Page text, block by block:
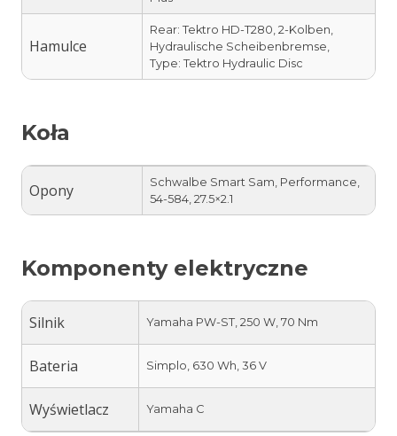
Hamulce
Rear: Tektro HD-T280, 2-Kolben,
Hydraulische Scheibenbremse,
Type: Tektro Hydraulic Disc
Koła
Opony
Schwalbe Smart Sam, Performance,
54-584, 27.5×2.1
Komponenty elektryczne
Silnik Yamaha PW-ST, 250 W, 70 Nm
Bateria Simplo, 630 Wh, 36 V
Wyświetlacz Yamaha C